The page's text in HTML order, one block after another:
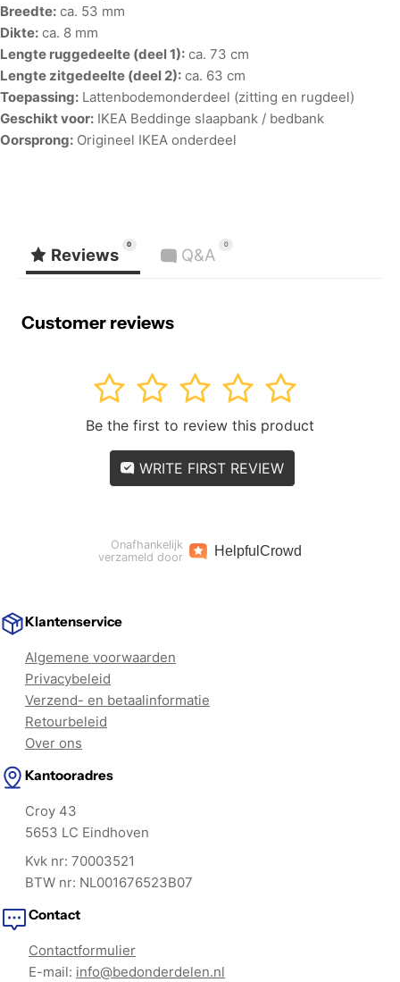
Breedte: ca. 53 mm
Dikte: ca. 8 mm
Lengte ruggedeelte (deel 1): ca. 73 cm
Lengte zitgedeelte (deel 2): ca. 63 cm
Toepassing: Lattenbodemonderdeel (zitting en rugdeel)
Geschikt voor: IKEA Beddinge slaapbank / bedbank
Oorsprong: Origineel IKEA onderdeel
Reviews
0
Q&A
0
Customer reviews
5
4
3
2
1
Be the first to review this product
WRITE FIRST REVIEW
Onafhankelijk
verzameld door
Helpful Crowd
Klantenservice
Algemene voorwaarden
Privacybeleid
Verzend- en betaalinformatie
Retourbeleid
Over ons
Kantooradres
Croy 43
5653 LC Eindhoven
Kvk nr: 70003521
BTW nr: NL001676523B07
Contact
Contactformulier
E-mail: info@bedonderdelen.nl